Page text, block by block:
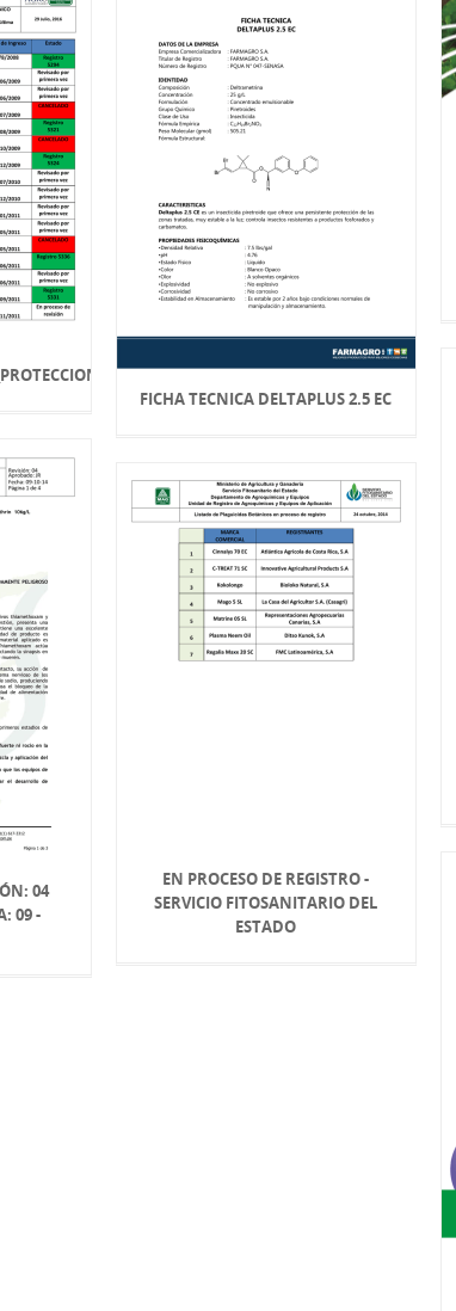
FICHA TECNICA DELTAPLUS 2.5 EC
04
09 -
EN PROCESO DE REGISTRO -
SERVICIO FITOSANITARIO DEL
ESTADO